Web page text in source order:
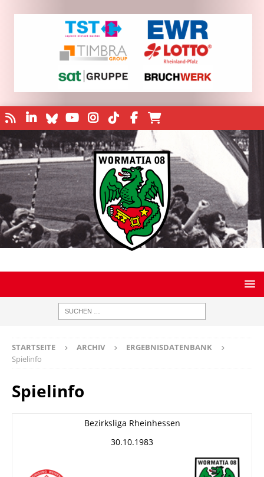
STARTSEITE ARCHIV
ERGEBNISDATENBANK
Spielinfo
Spielinfo
Bezirksliga Rheinhessen
30.10.1983